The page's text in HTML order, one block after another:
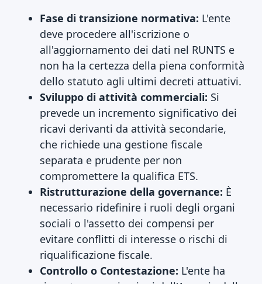
Fase di transizione normativa: L'ente
deve procedere all'iscrizione o
all'aggiornamento dei dati nel RUNTS e
non ha la certezza della piena conformità
dello statuto agli ultimi decreti attuativi.
Sviluppo di attività commerciali: Si
prevede un incremento significativo dei
ricavi derivanti da attività secondarie,
che richiede una gestione fiscale
separata e prudente per non
compromettere la qualifica ETS.
Ristrutturazione della governance: È
necessario ridefinire i ruoli degli organi
sociali o l'assetto dei compensi per
evitare conflitti di interesse o rischi di
riqualificazione fiscale.
Controllo o Contestazione: L'ente ha